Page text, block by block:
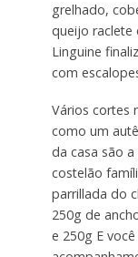
grelhado,
queijo raclete
Linguine
com
Vários cortes
como um
da casa são
costelão
parrillada do
250g de
e 250g E